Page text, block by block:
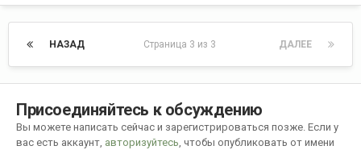
НАЗАД ДАЛЕЕ
Страница 3 из 3
Присоединяйтесь к обсуждению
Вы можете написать сейчас и зарегистрироваться позже. Если у
вас есть аккаунт, авторизуйтесь, чтобы опубликовать от имени